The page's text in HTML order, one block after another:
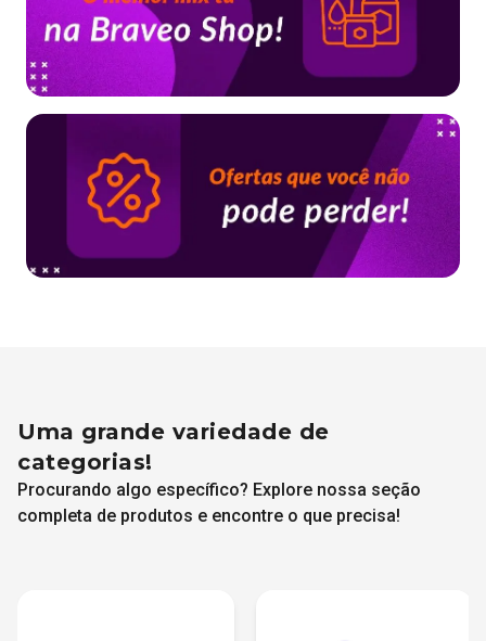
Uma grande variedade de
categorias!
Procurando algo específico? Explore nossa seção
completa de produtos e encontre o que precisa!